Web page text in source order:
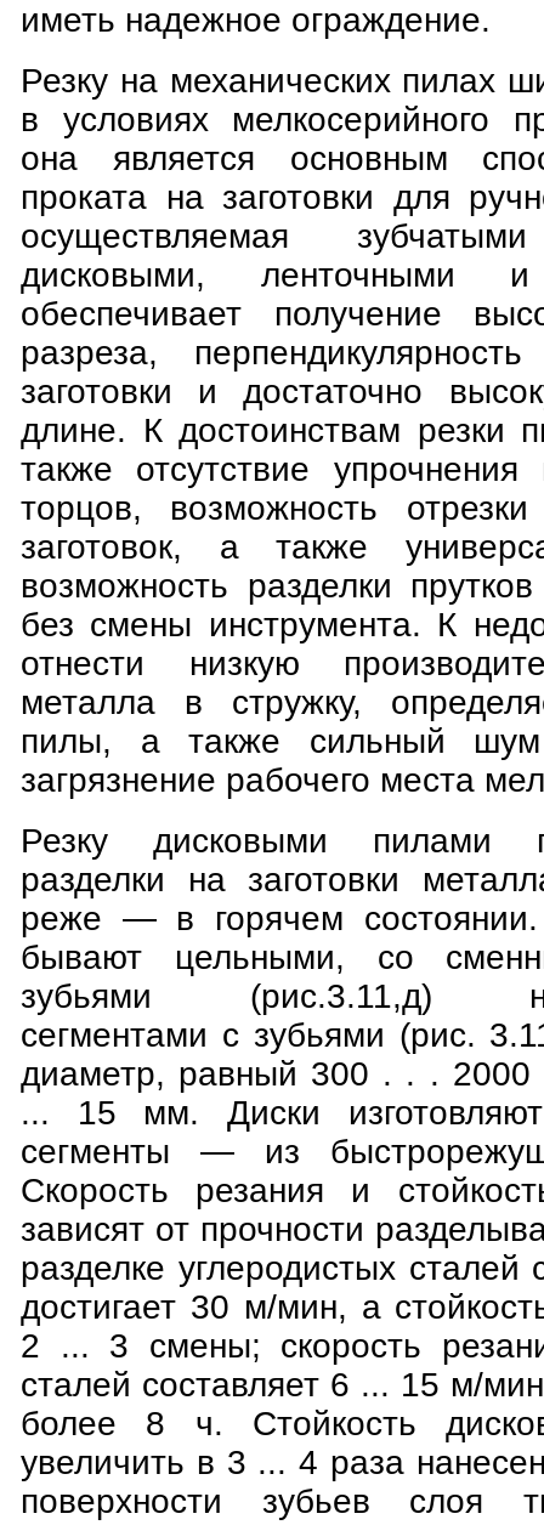
иметь надежное ограждение.
Резку на механических пилах
в условиях мелкосерийного
она является основным
проката на заготовки для
осуществляемая
дисковыми, ленточными и
обеспечивает получение
разреза,
заготовки и достаточно
длине. К достоинствам резки
также отсутствие
торцов, возможность
заготовок, а также
возможность разделки
без смены инструмента. К
отнести низкую
металла в стружку,
пилы, а также сильный
загрязнение рабочего места
Резку дисковыми пилами
разделки на заготовки
реже — в горячем
бывают цельными, со
зубьями (рис.3.11,д)
сегментами с зубьями (рис.
диаметр, равный 300 . . .
... 15 мм. Диски
сегменты — из
Скорость резания и
зависят от прочности
разделке углеродистых сталей
достигает 30 м/мин, а
2 ... 3 смены; скорость
сталей составляет 6 ... 15 м/
более 8 ч. Стойкость
увеличить в 3 ... 4 раза
поверхности зубьев слоя